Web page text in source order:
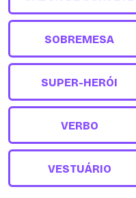
SOBREMESA
SUPER-HERÓI
VERBO
VESTUÁRIO